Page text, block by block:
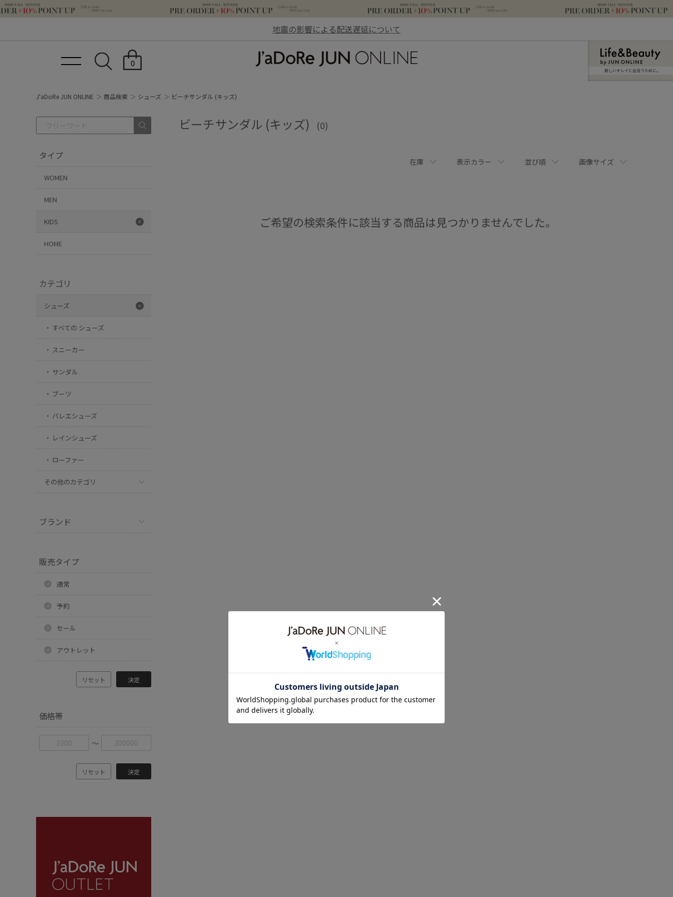
地震の影響による配送遅延について
0
新しいキレイと出合うために。
J'aDoRe JUN ONLINE 商品検索 シューズ ビーチサンダル (キッズ)
タイプ
WOMEN
MEN
KIDS
HOME
カテゴリ
シューズ
すべての シューズ
スニーカー
サンダル
ブーツ
バレエシューズ
レインシューズ
ローファー
その他のカテゴリ
ブランド
販売タイプ
通常
予約
セール
アウトレット
リセット 決定
価格帯
〜
リセット 決定
ビーチサンダル (キッズ) (0)
在庫 表示カラー 並び順 画像サイズ
ご希望の検索条件に該当する商品は見つかりませんでした。